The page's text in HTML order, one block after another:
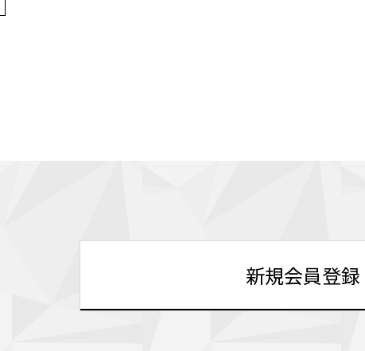
新規会員登録